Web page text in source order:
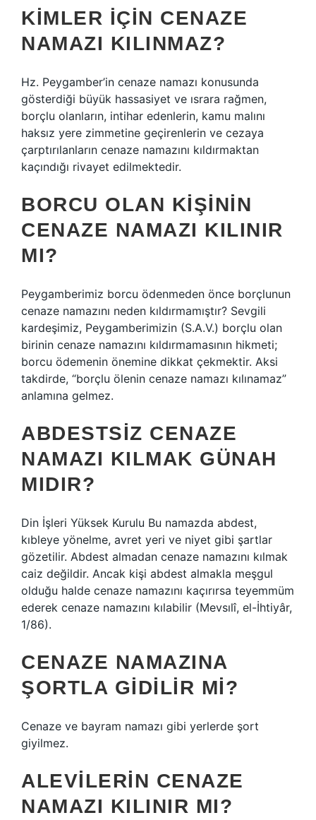
KIMLER IÇIN CENAZE
NAMAZI KILINMAZ?
Hz. Peygamber’in cenaze namazı konusunda
gösterdiği büyük hassasiyet ve ısrara rağmen,
borçlu olanların, intihar edenlerin, kamu malını
haksız yere zimmetine geçirenlerin ve cezaya
çarptırılanların cenaze namazını kıldırmaktan
kaçındığı rivayet edilmektedir.
BORCU OLAN KIŞININ
CENAZE NAMAZI KILINIR
MI?
Peygamberimiz borcu ödenmeden önce borçlunun
cenaze namazını neden kıldırmamıştır? Sevgili
kardeşimiz, Peygamberimizin (S.A.V.) borçlu olan
birinin cenaze namazını kıldırmamasının hikmeti;
borcu ödemenin önemine dikkat çekmektir. Aksi
takdirde, “borçlu ölenin cenaze namazı kılınamaz”
anlamına gelmez.
ABDESTSIZ CENAZE
NAMAZI KILMAK GÜNAH
MIDIR?
Din İşleri Yüksek Kurulu Bu namazda abdest,
kıbleye yönelme, avret yeri ve niyet gibi şartlar
gözetilir. Abdest almadan cenaze namazını kılmak
caiz değildir. Ancak kişi abdest almakla meşgul
olduğu halde cenaze namazını kaçırırsa teyemmüm
ederek cenaze namazını kılabilir (Mevsılî, el-İhtiyâr,
1/86).
CENAZE NAMAZINA
ŞORTLA GIDILIR MI?
Cenaze ve bayram namazı gibi yerlerde şort
giyilmez.
ALEVILERIN CENAZE
NAMAZI KILINIR MI?